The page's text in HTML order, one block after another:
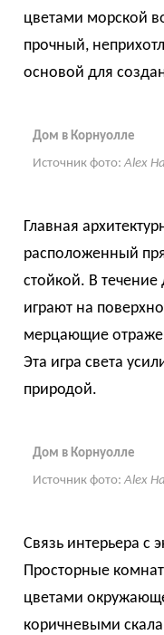
цветами морской
прочный,
основой для
Дом в Корнуолле
Источник фото: Alex
Главная
расположенный
стойкой. В течение
играют на
мерцающие
Эта игра света
природой.
Дом в Корнуолле
Источник фото: Alex
Связь интерьера с
Просторные
цветами
коричневыми